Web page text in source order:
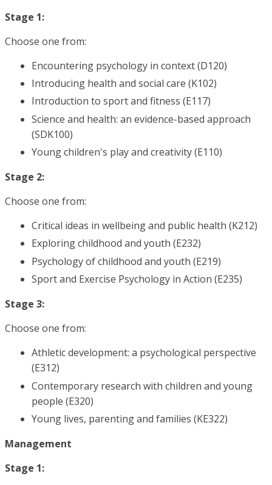
Stage 1:
Choose one from:
Encountering psychology in context (D120)
Introducing health and social care (K102)
Introduction to sport and fitness (E117)
Science and health: an evidence-based approach
(SDK100)
Young children's play and creativity (E110)
Stage 2:
Choose one from:
Critical ideas in wellbeing and public health (K212)
Exploring childhood and youth (E232)
Psychology of childhood and youth (E219)
Sport and Exercise Psychology in Action (E235)
Stage 3:
Choose one from:
Athletic development: a psychological perspective
(E312)
Contemporary research with children and young
people (E320)
Young lives, parenting and families (KE322)
Management
Stage 1: